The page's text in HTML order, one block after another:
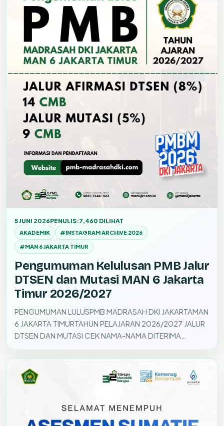
5 JUNI 2026PENULIS:7,460 DILIHAT
AKADEMIK #INSTAGRAM ARCHIVE 2026
#MAN 6 JAKARTA TIMUR
Pengumuman Kelulusan PMB Jalur
DTSEN dan Mutasi MAN 6 Jakarta
Timur 2026/2027
PENGUMUMAN LULUSPMB MADRASAH DKI JAKARTAMAN
6 JAKARTA TIMURTAHUN PELAJARAN 2026/2027 JALUR
DTSEN DAN MUTASI CEK NAMA-NAMA DITERIMA